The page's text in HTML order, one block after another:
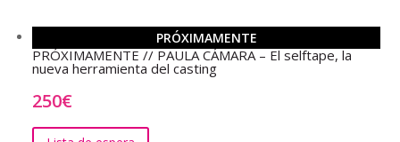
PRÓXIMAMENTE
PRÓXIMAMENTE // PAULA CÁMARA – El selftape, la
nueva herramienta del casting
250€